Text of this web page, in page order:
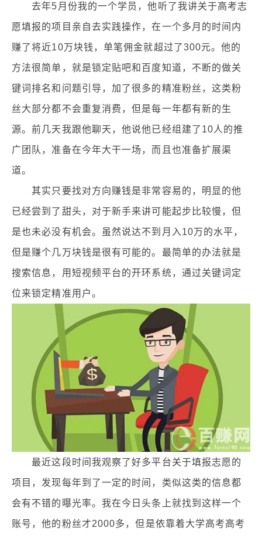
去年5月份我的一个学员，他听了我讲关于高考志
愿填报的项目亲自去实践操作，在一个多月的时间内
赚了将近10万块钱，单笔佣金就超过了300元。他的
方法很简单，就是锁定贴吧和百度知道，不断的做关
键词排名和问题引导，加了很多的精准粉丝，这类粉
丝大部分都不会重复消费，但是每一年都有新的生
源。前几天我跟他聊天，他说他已经组建了10人的推
广团队，准备在今年大干一场，而且也准备扩展渠
道。
其实只要找对方向赚钱是非常容易的，明显的他
已经尝到了甜头，对于新手来讲可能起步比较慢，但
是也未必没有机会。虽然说达不到月入10万的水平，
但是赚个几万块钱是很有可能的。最简单的办法就是
搜索信息，用短视频平台的开环系统，通过关键词定
位来锁定精准用户。
最近这段时间我观察了好多平台关于填报志愿的
项目，发现每年到了一定的时间，类似这类的信息都
会有不错的曝光率。我在今日头条上就找到这样一个
账号，他的粉丝才2000多，但是依靠着大学高考高考